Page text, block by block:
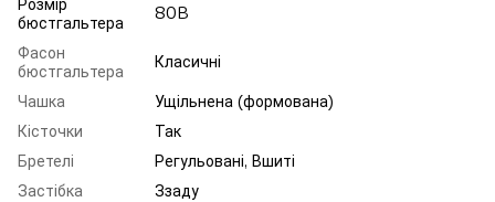
Розмір
бюстгальтера
80B
Фасон
бюстгальтера
Класичні
Чашка
Ущільнена (формована)
Кісточки
Так
Бретелі
Регульовані, Вшиті
Застібка
Ззаду